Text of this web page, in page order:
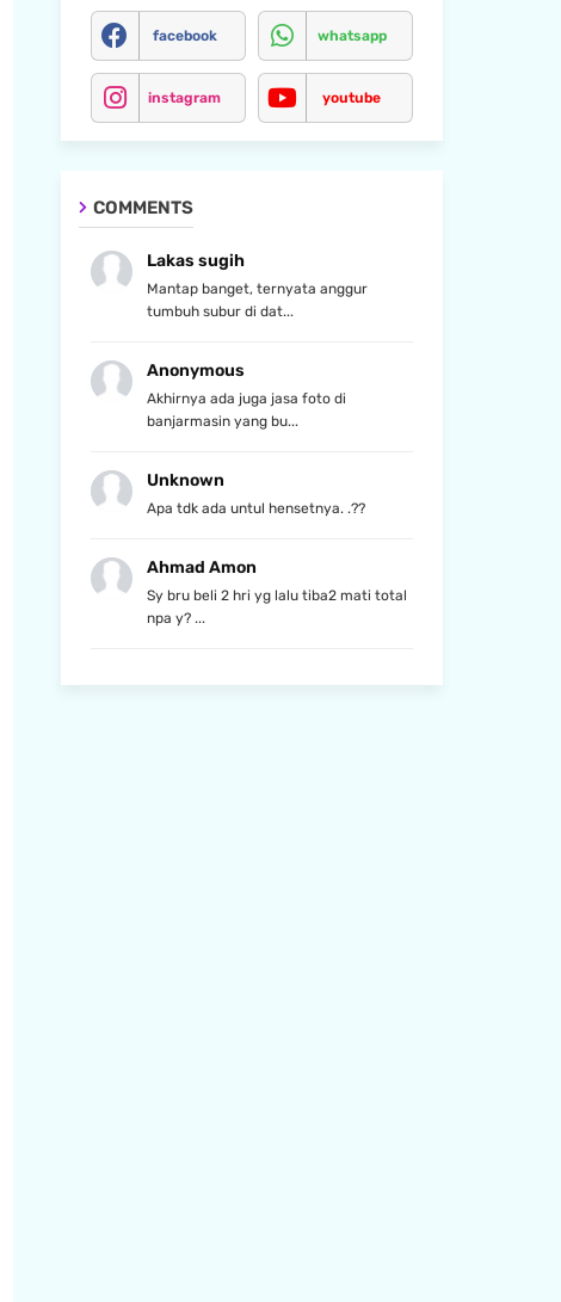
facebook whatsapp
instagram youtube
COMMENTS
Lakas sugih
Mantap banget, ternyata anggur
tumbuh subur di dat...
Anonymous
Akhirnya ada juga jasa foto di
banjarmasin yang bu...
Unknown
Apa tdk ada untul hensetnya. .??
Ahmad Amon
Sy bru beli 2 hri yg lalu tiba2 mati total
npa y? ...